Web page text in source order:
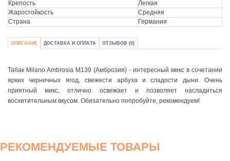
Крепость
Легкая
Жаростойкость
Средняя
Страна
Германия
ОПИСАНИЕ ДОСТАВКА И ОПЛАТА ОТЗЫВОВ (0)
Табак Milano Ambrosia М139 (Амброзия) - интересный микс в сочетании
ярких черничных ягод, свежести арбуза и сладости дыни. Очень
приятный микс, отлично освежает и позволяет насладиться
восхитительным вкусом. Обязательно попробуйте, рекомендуем!
РЕКОМЕНДУЕМЫЕ ТОВАРЫ